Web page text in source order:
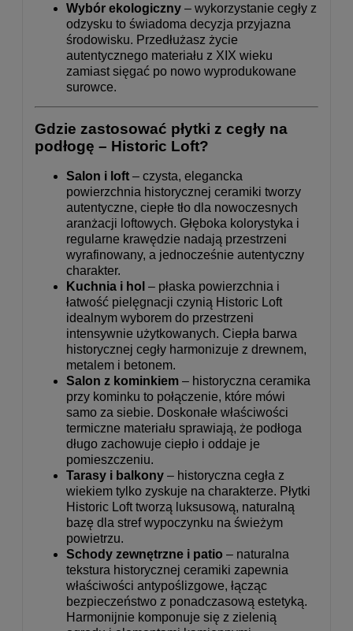
Wybór ekologiczny – wykorzystanie cegły z
odzysku to świadoma decyzja przyjazna
środowisku. Przedłużasz życie
autentycznego materiału z XIX wieku
zamiast sięgać po nowo wyprodukowane
surowce.
Gdzie zastosować płytki z cegły na
podłogę – Historic Loft?
Salon i loft – czysta, elegancka
powierzchnia historycznej ceramiki tworzy
autentyczne, ciepłe tło dla nowoczesnych
aranżacji loftowych. Głęboka kolorystyka i
regularne krawędzie nadają przestrzeni
wyrafinowany, a jednocześnie autentyczny
charakter.
Kuchnia i hol – płaska powierzchnia i
łatwość pielęgnacji czynią Historic Loft
idealnym wyborem do przestrzeni
intensywnie użytkowanych. Ciepła barwa
historycznej cegły harmonizuje z drewnem,
metalem i betonem.
Salon z kominkiem – historyczna ceramika
przy kominku to połączenie, które mówi
samo za siebie. Doskonałe właściwości
termiczne materiału sprawiają, że podłoga
długo zachowuje ciepło i oddaje je
pomieszczeniu.
Tarasy i balkony – historyczna cegła z
wiekiem tylko zyskuje na charakterze. Płytki
Historic Loft tworzą luksusową, naturalną
bazę dla stref wypoczynku na świeżym
powietrzu.
Schody zewnętrzne i patio – naturalna
tekstura historycznej ceramiki zapewnia
właściwości antypoślizgowe, łącząc
bezpieczeństwo z ponadczasową estetyką.
Harmonijnie komponuje się z zielenią